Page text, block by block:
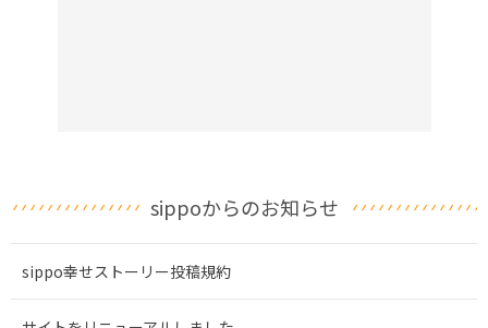
sippoからのお知らせ
sippo幸せストーリー投稿規約